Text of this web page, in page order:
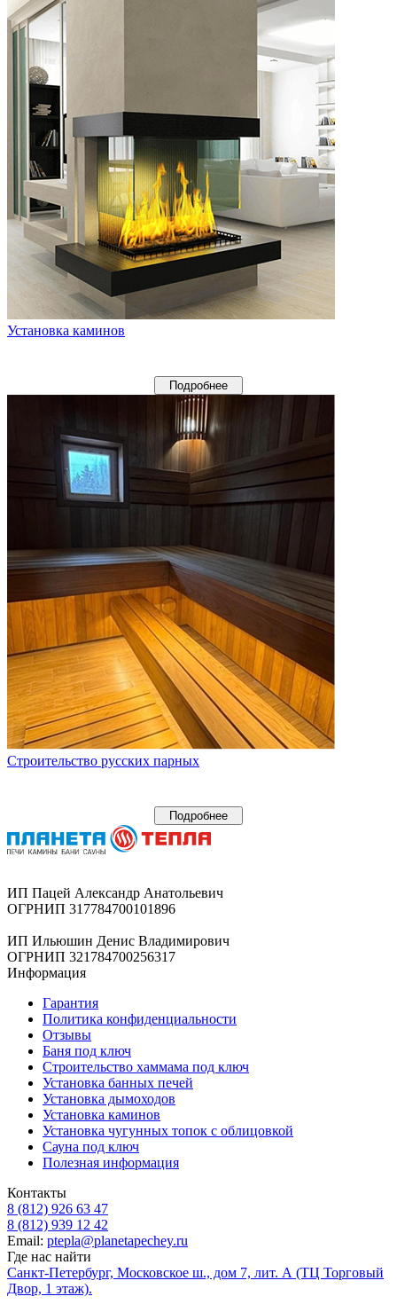
Установка каминов
Подробнее
Строительство русских парных
Подробнее
ИП Пацей Александр Анатольевич
ОГРНИП 317784700101896
ИП Ильюшин Денис Владимирович
ОГРНИП 321784700256317
Информация
Гарантия
Политика конфиденциальности
Отзывы
Баня под ключ
Строительство хаммама под ключ
Установка банных печей
Установка дымоходов
Установка каминов
Установка чугунных топок с облицовкой
Сауна под ключ
Полезная информация
Контакты
8 (812) 926 63 47
8 (812) 939 12 42
Email: ptepla@planetapechey.ru
Где нас найти
Санкт-Петербург, Московское ш., дом 7, лит. А (ТЦ Торговый
Двор, 1 этаж).